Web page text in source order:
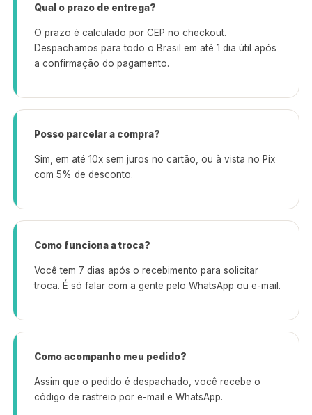
Qual o prazo de entrega?
O prazo é calculado por CEP no checkout.
Despachamos para todo o Brasil em até 1 dia útil após
a confirmação do pagamento.
Posso parcelar a compra?
Sim, em até 10x sem juros no cartão, ou à vista no Pix
com 5% de desconto.
Como funciona a troca?
Você tem 7 dias após o recebimento para solicitar
troca. É só falar com a gente pelo WhatsApp ou e-mail.
Como acompanho meu pedido?
Assim que o pedido é despachado, você recebe o
código de rastreio por e-mail e WhatsApp.